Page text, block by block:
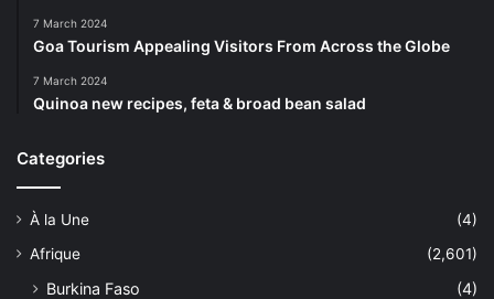
7 March 2024
Goa Tourism Appealing Visitors From Across the Globe
7 March 2024
Quinoa new recipes, feta & broad bean salad
Categories
À la Une
(4)
Afrique
(2,601)
Burkina Faso
(4)